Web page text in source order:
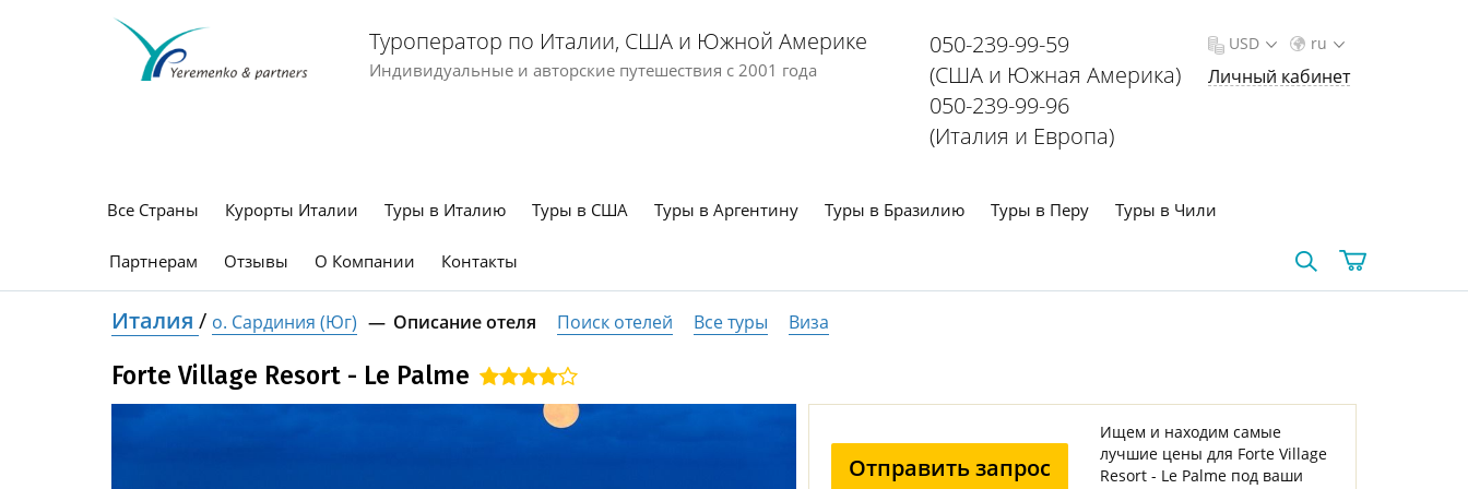
Туроператор по Италии, США и Южной Америке
Индивидуальные и авторские путешествия с 2001 года
050-239-99-59
(США и Южная Америка)
050-239-99-96
(Италия и Европа)
ru
USD
Личный кабинет
Все Страны Курорты Италии Туры в Италию Туры в США Туры в Аргентину Туры в Бразилию Туры в Перу Туры в Чили
Партнерам Отзывы О Компании Контакты
Италия / о. Сардиния (Юг) Описание отеля Поиск отелей Все туры Виза
Forte Village Resort - Le Palme
Отправить запрос
Ищем и находим самые
лучшие цены для Forte Village
Resort - Le Palme под ваши